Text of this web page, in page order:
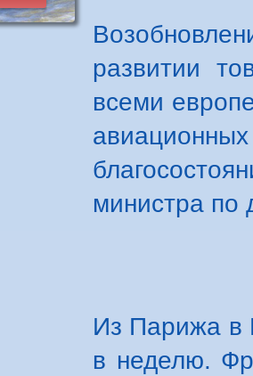
развитии
всеми
министра по
Из Парижа в
в неделю.